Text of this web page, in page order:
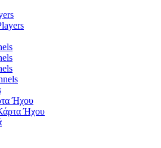
Ήχου
Ήχου